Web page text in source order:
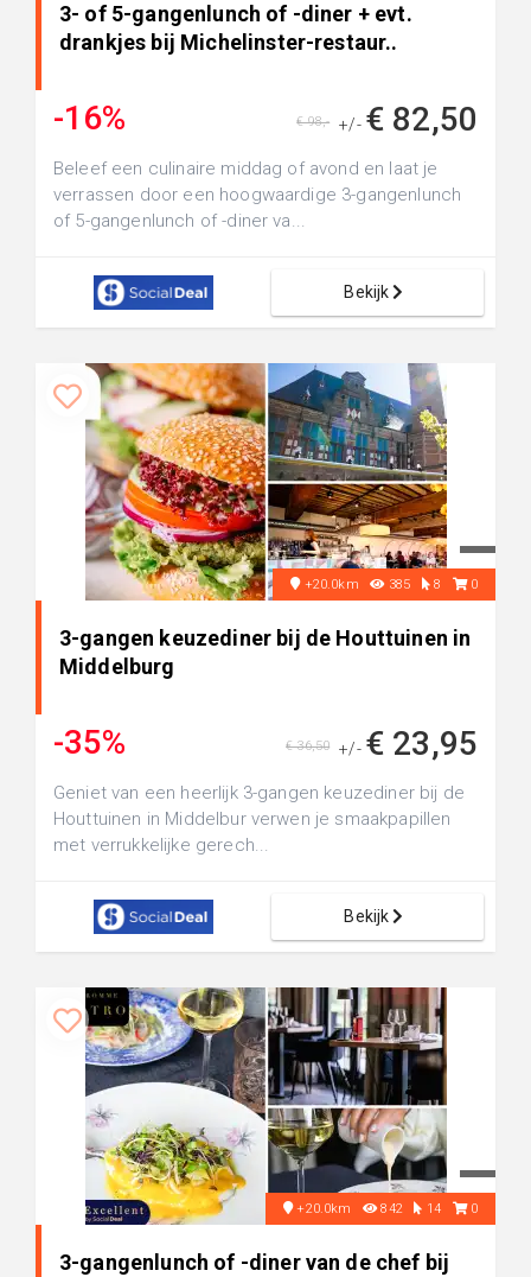
3- of 5-gangenlunch of -diner + evt.
drankjes bij Michelinster-restaur..
-16% +/- € 82,50
€ 98,-
Beleef een culinaire middag of avond en laat je
verrassen door een hoogwaardige 3-gangenlunch
of 5-gangenlunch of -diner va...
Bekijk
+20.0km 385 8 0
3-gangen keuzediner bij de Houttuinen in
Middelburg
-35% +/- € 23,95
€ 36,50
Geniet van een heerlijk 3-gangen keuzediner bij de
Houttuinen in Middelbur verwen je smaakpapillen
met verrukkelijke gerech...
Bekijk
+20.0km 842 14 0
3-gangenlunch of -diner van de chef bij